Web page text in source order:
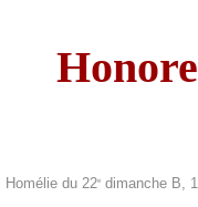
Homélie du 22e dimanche B, 1